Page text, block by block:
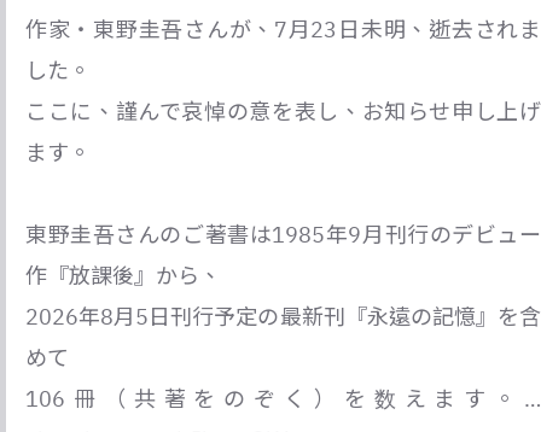
作家・東野圭吾さんが、7月23日未明、逝去されま
した。
ここに、謹んで哀悼の意を表し、お知らせ申し上げ
ます。
東野圭吾さんのご著書は1985年9月刊行のデビュー
作『放課後』から、
2026年8月5日刊行予定の最新刊『永遠の記憶』を含
めて
106冊（共著をのぞく）を数えます。…